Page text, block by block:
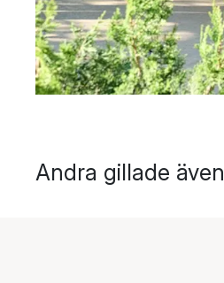
Andra gillade även